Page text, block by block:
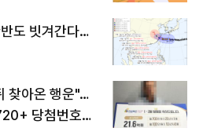
도 빗겨간다…
찾아온 행운"…
당첨번호조